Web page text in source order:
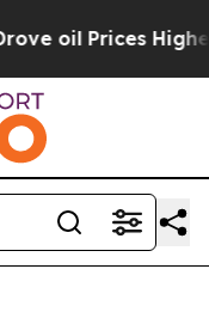
Higher, Trump